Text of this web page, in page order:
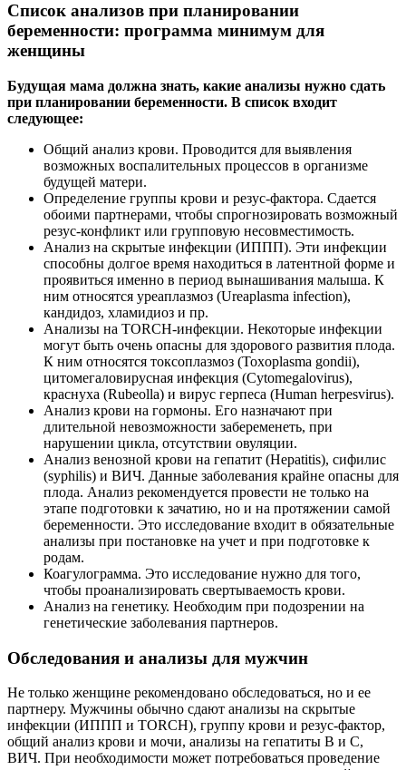
Список анализов при планировании
беременности: программа минимум для
женщины
Будущая мама должна знать, какие анализы нужно сдать
при планировании беременности. В список входит
следующее:
Общий анализ крови. Проводится для выявления
возможных воспалительных процессов в организме
будущей матери.
Определение группы крови и резус-фактора. Сдается
обоими партнерами, чтобы спрогнозировать возможный
резус-конфликт или групповую несовместимость.
Анализ на скрытые инфекции (ИППП). Эти инфекции
способны долгое время находиться в латентной форме и
проявиться именно в период вынашивания малыша. К
ним относятся уреаплазмоз (Ureaplasma infection),
кандидоз, хламидиоз и пр.
Анализы на TORCH-инфекции. Некоторые инфекции
могут быть очень опасны для здорового развития плода.
К ним относятся токсоплазмоз (Toxoplasma gondii),
цитомегаловирусная инфекция (Cytomegalovirus),
краснуха (Rubeolla) и вирус герпеса (Human herpesvirus).
Анализ крови на гормоны. Его назначают при
длительной невозможности забеременеть, при
нарушении цикла, отсутствии овуляции.
Анализ венозной крови на гепатит (Hepatitis), сифилис
(syphilis) и ВИЧ. Данные заболевания крайне опасны для
плода. Анализ рекомендуется провести не только на
этапе подготовки к зачатию, но и на протяжении самой
беременности. Это исследование входит в обязательные
анализы при постановке на учет и при подготовке к
родам.
Коагулограмма. Это исследование нужно для того,
чтобы проанализировать свертываемость крови.
Анализ на генетику. Необходим при подозрении на
генетические заболевания партнеров.
Обследования и анализы для мужчин
Не только женщине рекомендовано обследоваться, но и ее
партнеру. Мужчины обычно сдают анализы на скрытые
инфекции (ИППП и TORCH), группу крови и резус-фактор,
общий анализ крови и мочи, анализы на гепатиты В и С,
ВИЧ. При необходимости может потребоваться проведение